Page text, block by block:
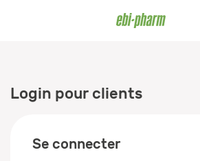
Login pour clients
Se connecter